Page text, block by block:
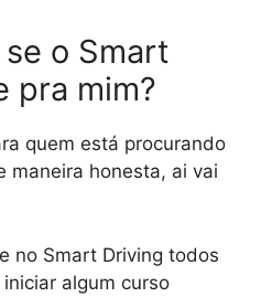
o Smart
pra mim?
quem está procurando
maneira honesta, ai vai
no Smart Driving todos
algum curso